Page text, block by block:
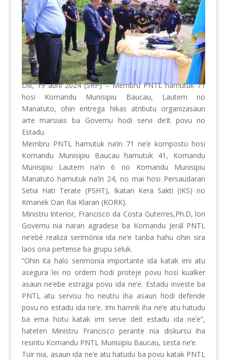
Dili, 19 abril 2024 (SRP) – Membru PNTL hamutuk 71
hosi Komandu Munisipiu Baucau, Lautem no
Manatuto, ohin entrega hikas atributu organizasaun
arte marsiais ba Governu hodi servi de’it povu no
Estadu.
Membru PNTL hamutuk na’in 71 ne’e kompostu hosi
Komandu Munisipiu Baucau hamutuk 41, Komandu
Munisipiu Lautem na’in 6 no Komandu Munisipiu
Manatuto hamutuk na’in 24, no mai hosi Persaudaran
Setia Hati Terate (PSHT), Ikatan Kera Sakti (IKS) no
Kmanek Oan Rai Klaran (KORK).
Ministru Interior, Francisco da Costa Guterres,Ph.D, lori
Governu nia naran agradese ba Komandu Jerál PNTL
ne’ebé realiza serimónia ida ne’e tanba hahu ohin sira
laos ona pertense ba grupu seluk.
“Ohin ita halo serimonia importante ida katak imi atu
asegura lei no ordem hodi proteje povu hosi kualker
asaun ne’ebe estraga povu ida ne’e. Estadu investe ba
PNTL atu servisu ho neutru iha asaun hodi defende
povu no estadu ida ne’e. Imi hamrik iha ne’e atu hatudu
ba ema hotu katak imi serve deit estadu ida ne’e”,
hateten Ministru Francisco perante nia diskursu iha
resintu Komandu PNTL Munisipiu Baucau, sesta ne’e.
Tuir nia, asaun ida ne’e atu hatudu ba povu katak PNTL